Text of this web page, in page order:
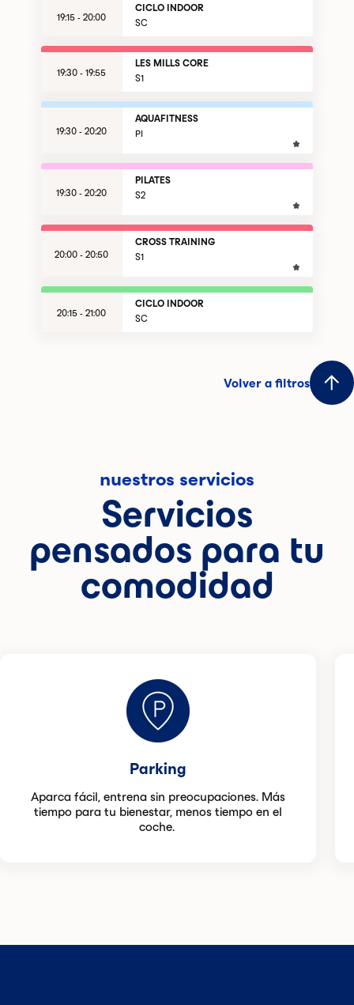
19:15 - 20:00
CICLO INDOOR
SC
19:30 - 19:55
LES MILLS CORE
S1
19:30 - 20:20
AQUAFITNESS
PI
19:30 - 20:20
PILATES
S2
20:00 - 20:50
CROSS TRAINING
S1
20:15 - 21:00
CICLO INDOOR
SC
Volver a filtros
nuestros servicios
Servicios
pensados para tu
comodidad
Parking
Aparca fácil, entrena sin preocupaciones. Más
tiempo para tu bienestar, menos tiempo en el
coche.